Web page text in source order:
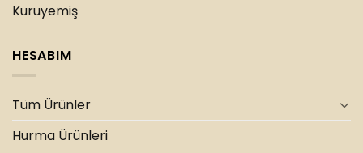
Kuruyemiş
HESABIM
Tüm Ürünler
Hurma Ürünleri